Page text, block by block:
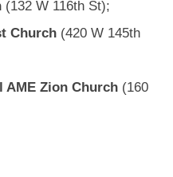
(132 W 116th St);
Church(420 W 145th
AME Zion Church(160